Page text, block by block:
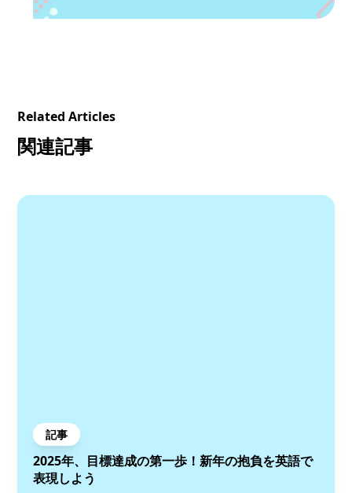
Related Articles
関連記事
記事
2025年、目標達成の第一歩！新年の抱負を英語で
表現しよう